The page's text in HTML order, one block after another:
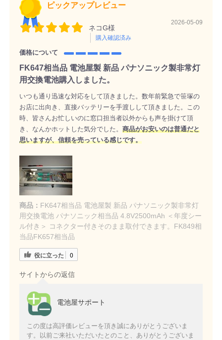
ピックアップレビュー
ネコG様
購入確認済み
2026-05-09
価格について
FK647相当品 電池屋製 新品 パナソニック製非常灯
用交換電池購入しました。
いつも通り迅速な対応をして頂きました。数年前緊急で笹塚の
お店に出向き、直接バッテリーを手渡しして頂きました。この
時、皆さんお忙しいのに窓口担当者以外からも声を掛けて頂
き、なんかホットした気分でした。 商品がお安いのは普通だと
思いますが、信頼を売っている感じです。
商品： FK647相当品 電池屋製 新品 パナソニック製非常灯
用交換電池 パナソニック相当品 4.8V2500mAh ＜年度シー
ル付き＞ コネクター付きそのまま取付できます。FK849相
当品FK657相当品
役に立った 0
サイトからの返信
電池屋サポート
この度は高評価レビューを頂き誠にありがとうございま
す。以前ご来社いただいたとのこと、ありがとうございま